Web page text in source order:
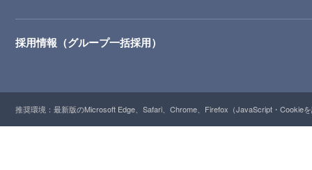
採用情報（グループ一括採用）
推奨環境：最新版のMicrosoft Edge、Safari、Chrome、Firefox（JavaScript・Cookie